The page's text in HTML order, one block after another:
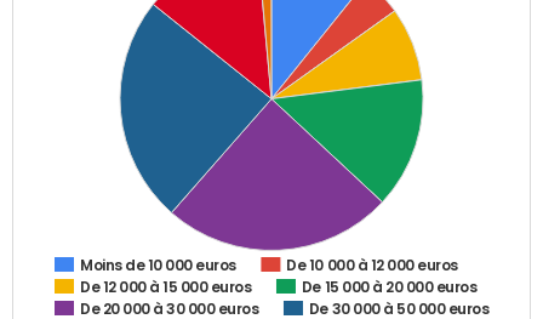
Moins de 10 000 euros
De 10 000 à 12 000 euros
De 12 000 à 15 000 euros
De 15 000 à 20 000 euros
De 20 000 à 30 000 euros
De 30 000 à 50 000 euros